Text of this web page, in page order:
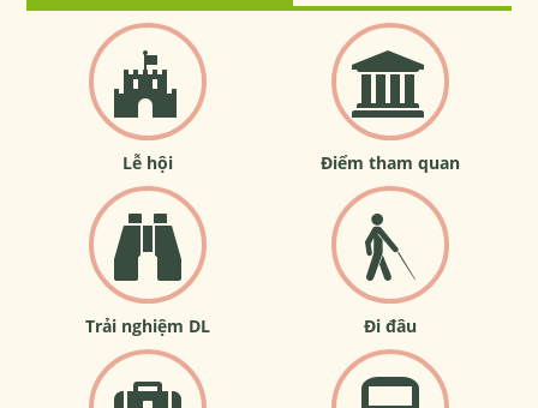
Lễ hội Điểm tham quan
Trải nghiệm DL Đi đâu